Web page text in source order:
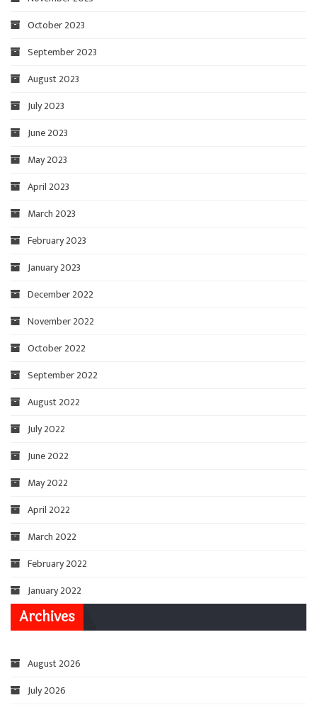
October 2023
September 2023
August 2023
July 2023
June 2023
May 2023
April 2023
March 2023
February 2023
January 2023
December 2022
November 2022
October 2022
September 2022
August 2022
July 2022
June 2022
May 2022
April 2022
March 2022
February 2022
January 2022
Archives
August 2026
July 2026